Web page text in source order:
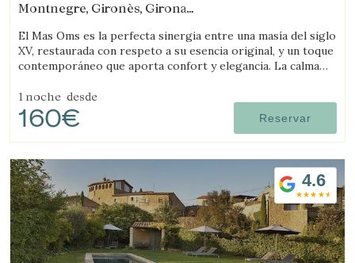
Montnegre, Gironès, Girona
El Mas Oms es la perfecta sinergia entre una masía del siglo
XV, restaurada con respeto a su esencia original, y un toque
contemporáneo que aporta confort y elegancia. La calma
de las Gavarres ofrecen un descanso total en conexión con
la naturaleza. El hotel cuenta con 6 habitaciones
cuidadosamente decoradas, una piscina climatizada,
restaurante, pista de petanca, zona chill-out, servicios de
masaje y yoga, alquiler de bicicletas y todo lo necesario para
los ciclistas.
1 noche desde
160€ Reservar
4.6